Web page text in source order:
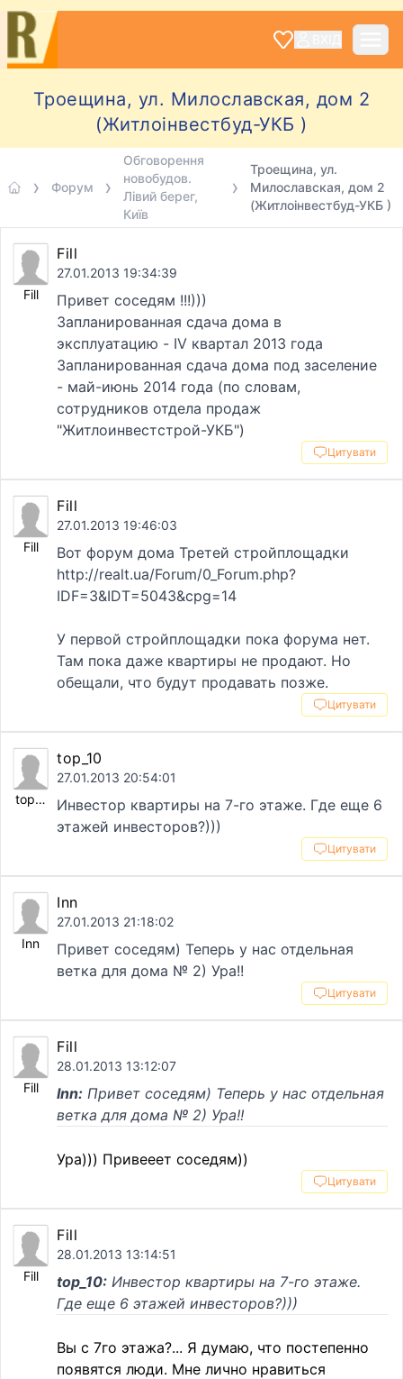
Троещина, ул. Милославская, дом 2
(Житлоінвестбуд-УКБ )
Форум
Обговорення
новобудов.
Лівий берег,
Київ
Троещина, ул.
Милославская, дом 2
(Житлоінвестбуд-УКБ )
Fill
Fill
27.01.2013 19:34:39
Привет соседям !!!)))
Запланированная сдача дома в
эксплуатацию - IV квартал 2013 года
Запланированная сдача дома под заселение
- май-июнь 2014 года (по словам,
сотрудников отдела продаж
"Житлоинвестстрой-УКБ")
Цитувати
Fill
Fill
27.01.2013 19:46:03
Вот форум дома Третей стройплощадки
http://realt.ua/Forum/0_Forum.php?
IDF=3&IDT=5043&cpg=14
У первой стройплощадки пока форума нет.
Там пока даже квартиры не продают. Но
обещали, что будут продавать позже.
Цитувати
top_10
top_10
27.01.2013 20:54:01
Инвестор квартиры на 7-го этаже. Где еще 6
этажей инвесторов?)))
Цитувати
Inn
Inn
27.01.2013 21:18:02
Привет соседям) Теперь у нас отдельная
ветка для дома № 2) Ура!!
Цитувати
Fill
Fill
28.01.2013 13:12:07
Inn: Привет соседям) Теперь у нас отдельная
ветка для дома № 2) Ура!!
Ура))) Привееет соседям))
Цитувати
Fill
Fill
28.01.2013 13:14:51
top_10: Инвестор квартиры на 7-го этаже.
Где еще 6 этажей инвесторов?)))
Вы с 7го этажа?... Я думаю, что постепенно
появятся люди. Мне лично нравиться